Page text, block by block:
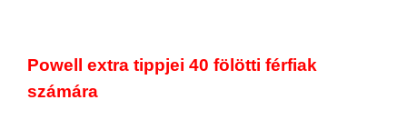
Powell extra tippjei 40 fölötti férfiak
számára